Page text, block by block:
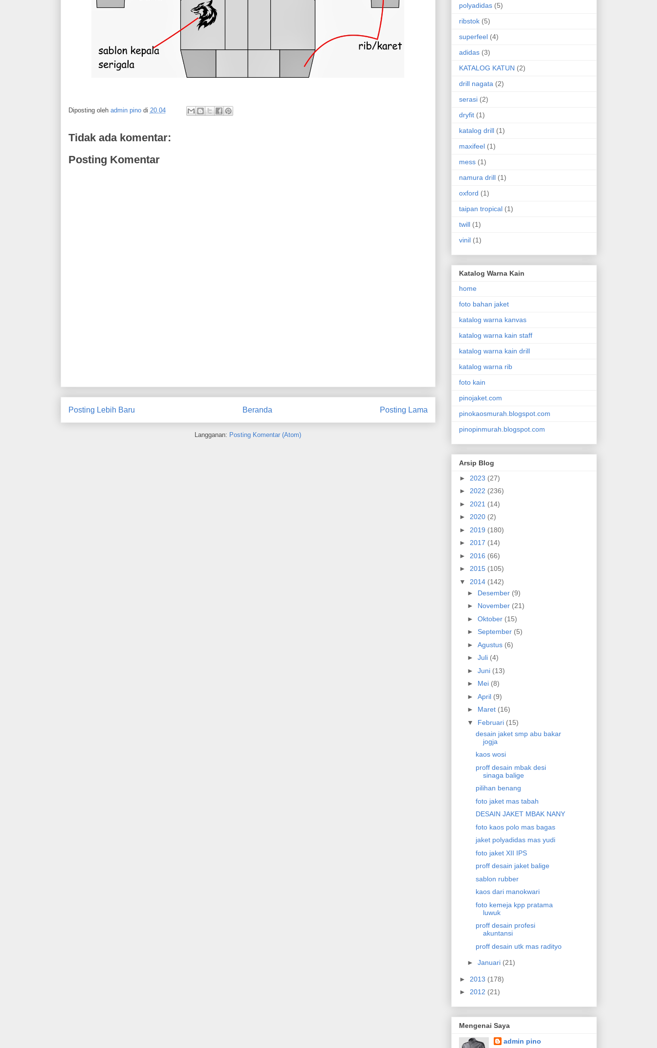
Diposting oleh admin pino di 20.04
Tidak ada komentar:
Posting Komentar
Posting Lebih Baru Posting Lama
Beranda
Langganan: Posting Komentar (Atom)
polyadidas (5)
ribstok (5)
superfeel (4)
adidas (3)
KATALOG KATUN (2)
drill nagata (2)
serasi (2)
dryfit (1)
katalog drill (1)
maxifeel (1)
mess (1)
namura drill (1)
oxford (1)
taipan tropical (1)
twill (1)
vinil (1)
Katalog Warna Kain
home
foto bahan jaket
katalog warna kanvas
katalog warna kain staff
katalog warna kain drill
katalog warna rib
foto kain
pinojaket.com
pinokaosmurah.blogspot.com
pinopinmurah.blogspot.com
Arsip Blog
► 2023 (27)
► 2022 (236)
► 2021 (14)
► 2020 (2)
► 2019 (180)
► 2017 (14)
► 2016 (66)
► 2015 (105)
▼ 2014 (142)
► Desember (9)
► November (21)
►Oktober (15)
►September (5)
►Agustus (6)
►Juli (4)
►Juni (13)
► Mei (8)
►April (9)
► Maret (16)
▼ Februari (15)
desain jaket smp abu bakar
jogja
kaos wosi
proff desain mbak desi
sinaga balige
pilihan benang
foto jaket mas tabah
DESAIN JAKET MBAK NANY
foto kaos polo mas bagas
jaket polyadidas mas yudi
foto jaket XII IPS
proff desain jaket balige
sablon rubber
kaos dari manokwari
foto kemeja kpp pratama
luwuk
proff desain profesi
akuntansi
proff desain utk mas radityo
►Januari (21)
► 2013 (178)
► 2012 (21)
Mengenai Saya
admin pino